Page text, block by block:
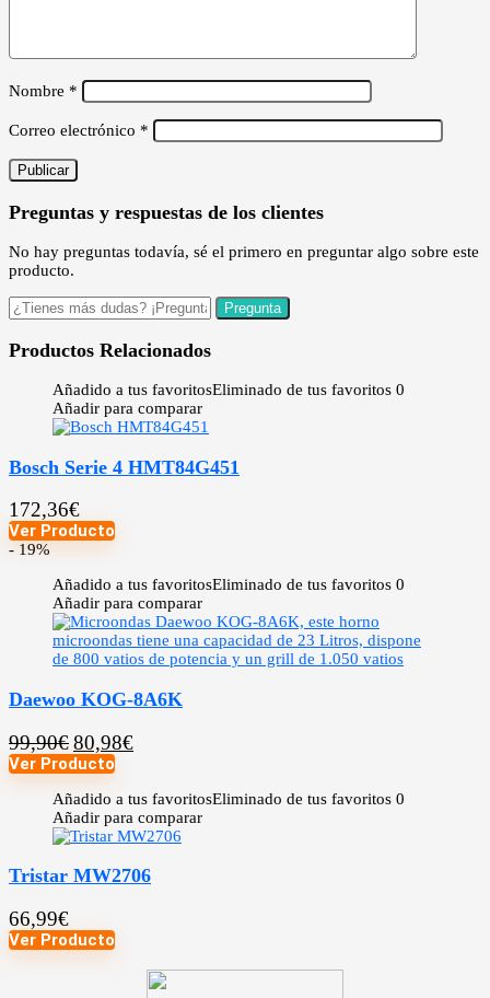
Nombre *
Correo electrónico *
Preguntas y respuestas de los clientes
No hay preguntas todavía, sé el primero en preguntar algo sobre este
producto.
Productos Relacionados
Añadido a tus favoritosEliminado de tus favoritos 0
Añadir para comparar
Bosch Serie 4 HMT84G451
172,36€
Ver Producto
- 19%
Añadido a tus favoritosEliminado de tus favoritos 0
Añadir para comparar
Daewoo KOG-8A6K
99,90€80,98€
Ver Producto
Añadido a tus favoritosEliminado de tus favoritos 0
Añadir para comparar
Tristar MW2706
66,99€
Ver Producto